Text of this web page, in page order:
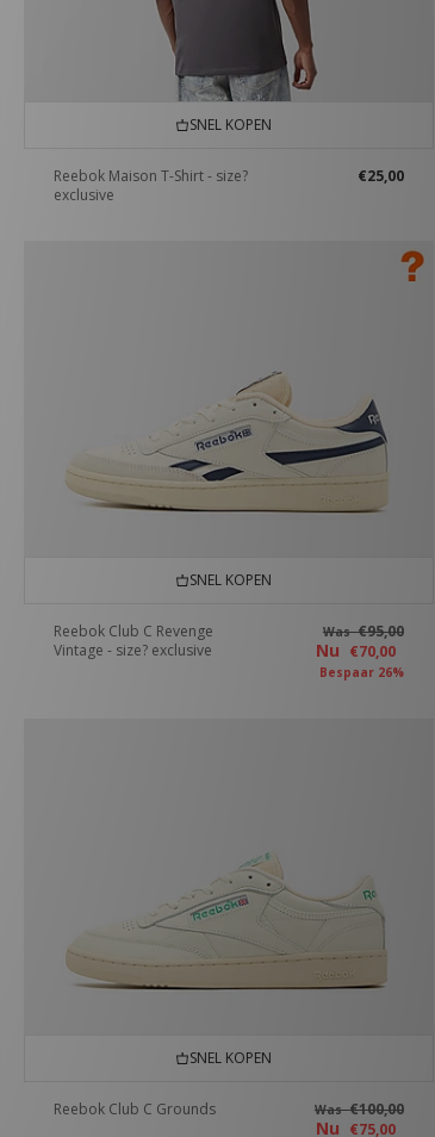
SNEL KOPEN
Reebok Maison T-Shirt - size?
exclusive
€25,00
SNEL KOPEN
Reebok Club C Revenge
Vintage - size? exclusive
Was€95,00
Nu €70,00
Bespaar 26%
SNEL KOPEN
Reebok Club C Grounds Was€100,00
Nu €75,00